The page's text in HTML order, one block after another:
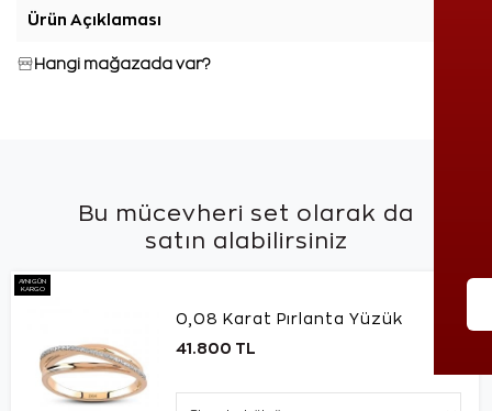
Ürün Açıklaması
Hangi mağazada var?
Bu mücevheri set olarak da
satın alabilirsiniz
AYNI GÜN
KARGO
0,08 Karat Pırlanta Yüzük
41.800 TL